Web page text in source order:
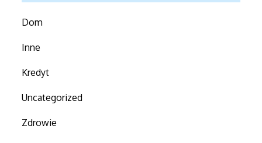
Dom
Inne
Kredyt
Uncategorized
Zdrowie